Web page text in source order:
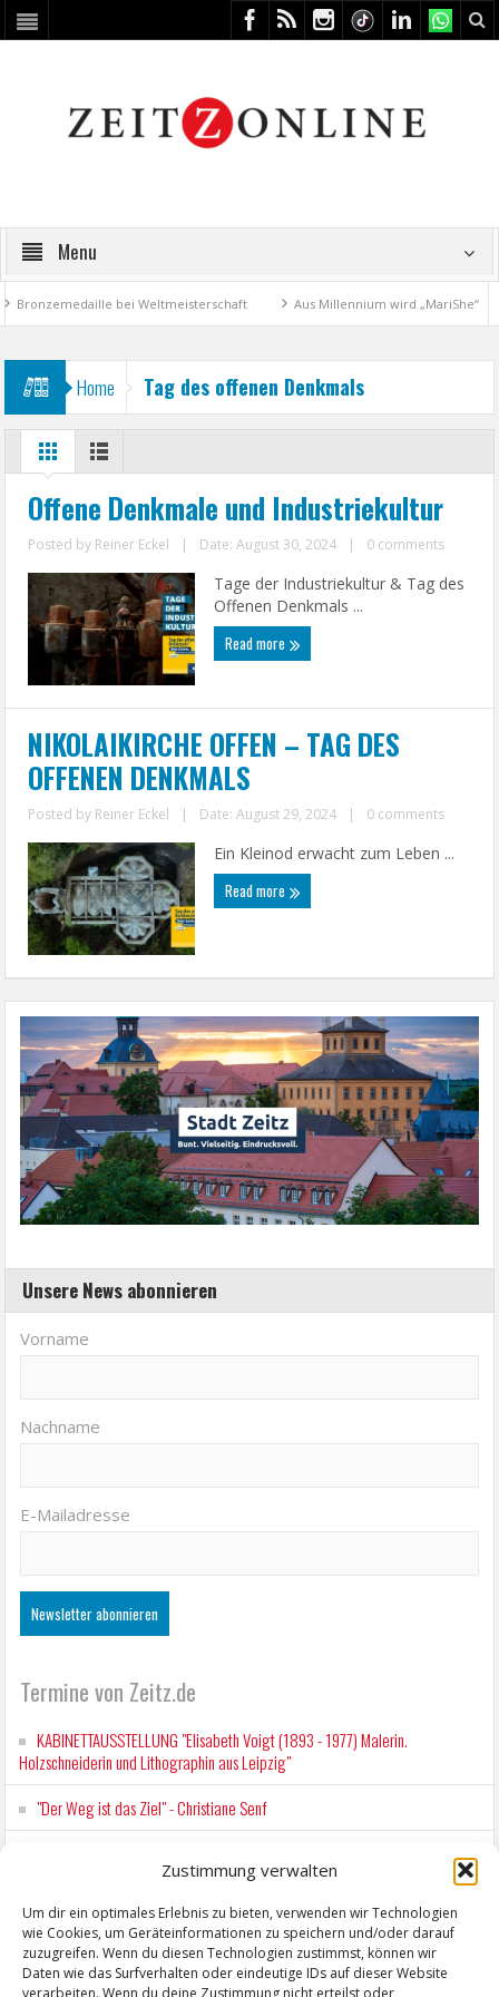
Zustimmung verwalten
Um dir ein optimales Erlebnis zu bieten, verwenden wir Technologien
wie Cookies, um Geräteinformationen zu speichern und/oder darauf
zuzugreifen. Wenn du diesen Technologien zustimmst, können wir
Daten wie das Surfverhalten oder eindeutige IDs auf dieser Website
verarbeiten. Wenn du deine Zustimmung nicht erteilst oder
Menu
Bronzemedaille bei Weltmeisterschaft Aus Millennium wird „MariShe“
Home Tag des offenen Denkmals
Offene Denkmale und Industriekultur
Posted by Reiner Eckel | Date: August 30, 2024 | 0 comments
Tage der Industriekultur & Tag des
Offenen Denkmals ...
Read more
NIKOLAIKIRCHE OFFEN – TAG DES
OFFENEN DENKMALS
Posted by Reiner Eckel | Date: August 29, 2024 | 0 comments
Ein Kleinod erwacht zum Leben ...
Read more
Unsere News abonnieren
Vorname
Nachname
E-Mailadresse
Termine von Zeitz.de
KABINETTAUSSTELLUNG "Elisabeth Voigt (1893 - 1977) Malerin.
Holzschneiderin und Lithographin aus Leipzig"
"Der Weg ist das Ziel" - Christiane Senf
Mit der Drahtseilbahn zur ZENTRALSTATION